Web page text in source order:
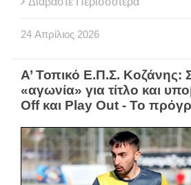
24 Απρίλιος 2026
Α’ Τοπικό Ε.Π.Σ. Κοζάνης:
«αγωνία» για τίτλο και
Off και Play Out - Το